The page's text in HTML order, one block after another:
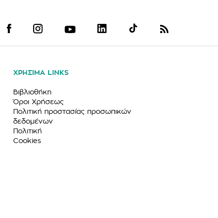
ΧΡΗΣΙΜΑ LINKS
Βιβλιοθήκη
Όροι Χρήσεως
Πολιτική προστασίας προσωπικών
δεδομένων
Πολιτική
Cookies